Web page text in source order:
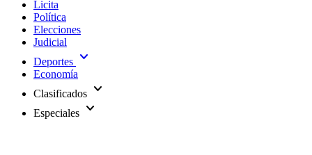
Licita
Política
Elecciones
Judicial
Deportes expand_more
Economía
Clasificados expand_more
Especiales expand_more